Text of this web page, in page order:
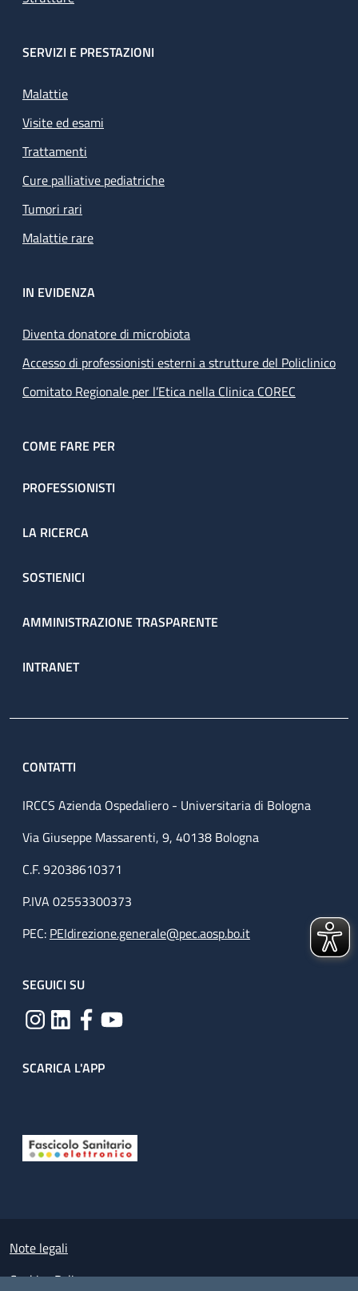
SERVIZI E PRESTAZIONI
Malattie
Visite ed esami
Trattamenti
Cure palliative pediatriche
Tumori rari
Malattie rare
IN EVIDENZA
Diventa donatore di microbiota
Accesso di professionisti esterni a strutture del Policlinico
Comitato Regionale per l’Etica nella Clinica COREC
COME FARE PER
PROFESSIONISTI
LA RICERCA
SOSTIENICI
AMMINISTRAZIONE TRASPARENTE
INTRANET
CONTATTI
IRCCS Azienda Ospedaliero - Universitaria di Bologna
Via Giuseppe Massarenti, 9, 40138 Bologna
C.F. 92038610371
P.IVA 02553300373
PEC: PEIdirezione.generale@pec.aosp.bo.it
SEGUICI SU
SCARICA L'APP
Small prints
Note legali
Cookies Policy